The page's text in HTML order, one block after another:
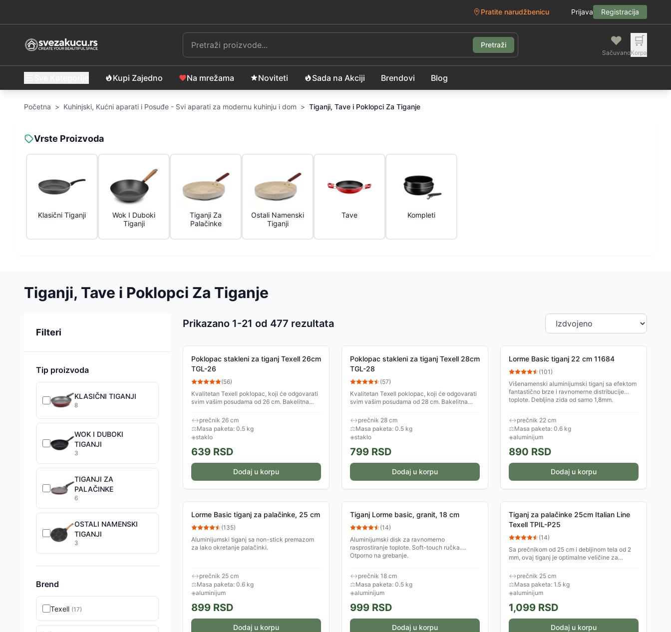
Pratite narudžbenicu Prijava Registracija
Pretraži ❤️
Sačuvano
🛒
Korpa
Kupi Zajedno Na mrežama Noviteti Sada na Akciji Brendovi Blog
Početna > Kuhinjski, Kućni aparati i Posuđe - Svi aparati za modernu kuhinju i dom > Tiganji, Tave i Poklopci Za Tiganje
Vrste Proizvoda
Klasični Tiganji
Wok I Duboki
Tiganji
Tiganji Za
Palačinke
Ostali Namenski
Tiganji
Tave Kompleti
Tiganji, Tave i Poklopci Za Tiganje
Filteri
Tip proizvoda
KLASIČNI TIGANJI
8
WOK I DUBOKI
TIGANJI
3
TIGANJI ZA
PALAČINKE
6
OSTALI NAMENSKI
TIGANJI
3
Brend
Texell (17)
Prikazano 1-21 od 477 rezultata
Sortiranje proizvoda
Poklopac stakleni za tiganj Texell 26cm
TGL-26
(56)
Kvalitetan Texell poklopac, koji će odgovarati
svim vašim posudama od 26 cm. Bakelitna
stavljate na...
↔prečnik 26 cm
⚖Masa paketa: 0.5 kg
◈staklo
639 RSD
Dodaj u korpu
Poklopac stakleni za tiganj Texell 28cm
TGL-28
(57)
Kvalitetan Texell poklopac, koji će odgovarati
svim vašim posudama od 28 cm. Bakelitna
stavljate na...
↔prečnik 28 cm
⚖Masa paketa: 0.5 kg
◈staklo
799 RSD
Dodaj u korpu
Lorme Basic tiganj 22 cm 11684
(101)
Višenamenski aluminijumski tiganj sa efektom
fantastično brze i ravnomerne distribucije
toplote. Debljina zida od samo 1,8mm.
↔prečnik 22 cm
⚖Masa paketa: 0.6 kg
◈aluminijum
890 RSD
Dodaj u korpu
Lorme Basic tiganj za palačinke, 25 cm
(135)
Aluminijumski tiganj sa non-stick premazom
za lako okretanje palačinki.
↔prečnik 25 cm
⚖Masa paketa: 0.6 kg
◈aluminijum
899 RSD
Dodaj u korpu
Tiganj Lorme basic, granit, 18 cm
(14)
Aluminijumski disk za ravnomerno
rasprostiranje toplote. Soft-touch ručka.
Otporno na grebanje.
↔prečnik 18 cm
⚖Masa paketa: 0.5 kg
◈aluminijum
999 RSD
Dodaj u korpu
Tiganj za palačinke 25cm Italian Line
Texell TPIL-P25
(14)
Sa prečnikom od 25 cm i debljinom tela od 2
mm, ovaj tiganj je optimalne veličine za
aluminijuma sa...
↔prečnik 25 cm
⚖Masa paketa: 1.5 kg
◈aluminijum
1,099 RSD
Dodaj u korpu